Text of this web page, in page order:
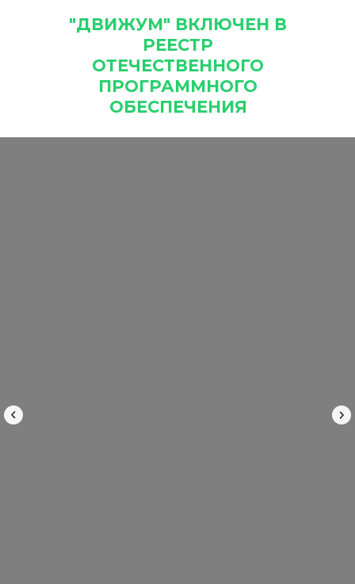
"ДВИЖУМ" ВКЛЮЧЕН В
РЕЕСТР
ОТЕЧЕСТВЕННОГО
ПРОГРАММНОГО
ОБЕСПЕЧЕНИЯ